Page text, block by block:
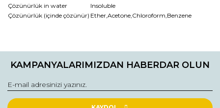
Çözünürlük in water
Insoluble
Çözünürlük (içinde çözünür) Ether,Acetone,Chloroform,Benzene
konularda yetersiz gördüğünüz noktaları öneri formunu
Görüş ve önerileriniz için teşekkür ederiz.
Ürün resmi kalitesiz, bozuk veya görüntülenemiyor.
KAMPANYALARIMIZDAN HABERDAR OLUN